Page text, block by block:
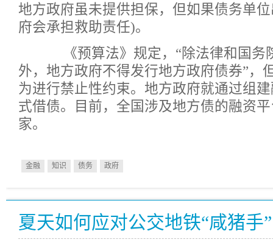
地方政府虽未提供担保，但如果债务单
府会承担救助责任)。
《预算法》规定，“除法律和国务
外，地方政府不得发行地方政府债券”，
为进行禁止性约束。地方政府就通过组
式借债。目前，全国涉及地方债的融资
家。
金融 知识 债务 政府
夏天如何应对公交地铁“咸猪手